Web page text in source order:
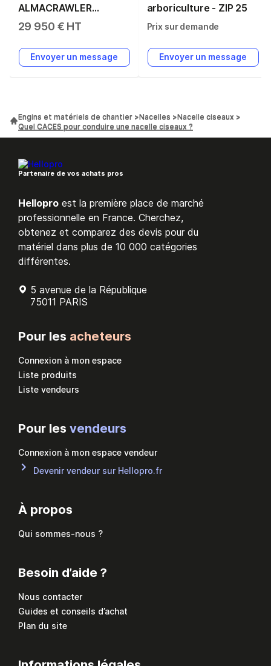
ALMACRAWLER
bibi1090-bl evo
29 950 € HT
Envoyer un message
arboriculture - ZIP 25
Prix sur demande
Envoyer un message
Engins et matériels de chantier Nacelles
Nacelle ciseaux
Quel CACES pour conduire une nacelle ciseaux ?
Partenaire de vos achats pros
Hellopro est la première place de marché
professionnelle en France. Cherchez,
obtenez et comparez des devis pour du
matériel dans plus de 10 000 catégories
différentes.
5 avenue de la République
75011 PARIS
Pour les acheteurs
Connexion à mon espace
Liste produits
Liste vendeurs
Pour les vendeurs
Connexion à mon espace vendeur
Devenir vendeur sur Hellopro.fr
À propos
Qui sommes-nous ?
Besoin d’aide ?
Nous contacter
Guides et conseils d’achat
Plan du site